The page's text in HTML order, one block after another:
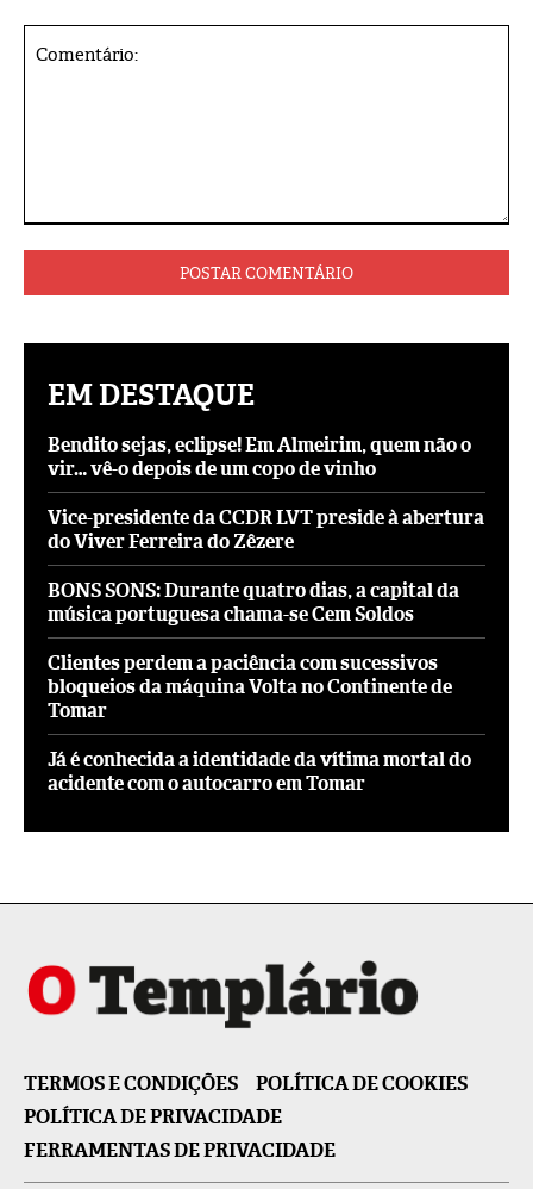
EM DESTAQUE
Bendito sejas, eclipse! Em Almeirim, quem não o
vir… vê-o depois de um copo de vinho
Vice-presidente da CCDR LVT preside à abertura
do Viver Ferreira do Zêzere
BONS SONS: Durante quatro dias, a capital da
música portuguesa chama-se Cem Soldos
Clientes perdem a paciência com sucessivos
bloqueios da máquina Volta no Continente de
Tomar
Já é conhecida a identidade da vítima mortal do
acidente com o autocarro em Tomar
TERMOS E CONDIÇÕES
POLÍTICA DE COOKIES
POLÍTICA DE PRIVACIDADE
FERRAMENTAS DE PRIVACIDADE